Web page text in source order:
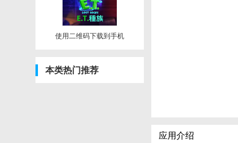
使用二维码下载到手机
本类热门推荐
应用介绍